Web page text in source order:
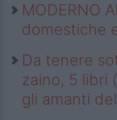
MODERNO
domestiche
Da tenere
zaino, 5 libri
gli amanti